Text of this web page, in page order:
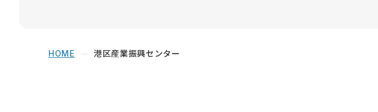
HOME 港区産業振興センター